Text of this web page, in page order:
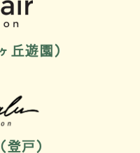
丘遊園）
戸）